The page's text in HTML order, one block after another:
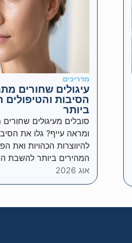
מדריכים
עיגולים שחורים
הסיבות והטיפולים
ביותר
סובלים מעיגולים
ומראה עייף? גלו את
להיווצרות הכהויות ואת
המהירים ביותר להשבת
אוג 2026